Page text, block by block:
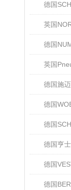
德国
英国
德国
英国
德国施
德国
德国
德国亨
德国
德国